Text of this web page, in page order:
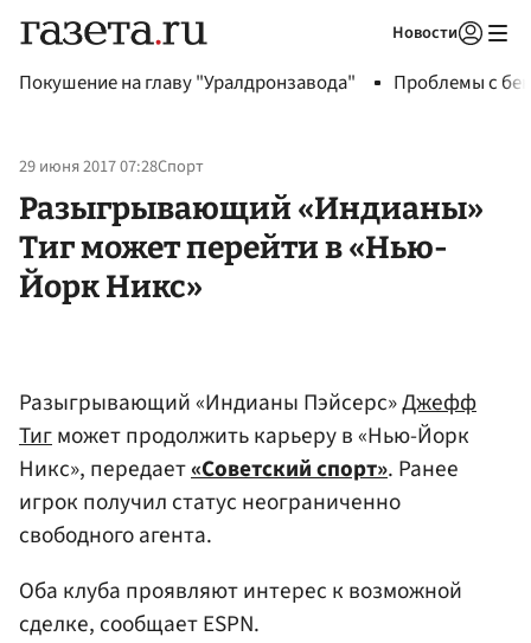
Новости
Покушение на главу "Уралдронзавода" Проблемы с
29 июня 2017 07:28Спорт
Разыгрывающий «Индианы»
Тиг может перейти в «Нью-
Йорк Никс»
Разыгрывающий «Индианы Пэйсерс»Джефф
Тигможет продолжить карьеру в «Нью-Йорк
Никс», передает«Советский спорт». Ранее
игрок получил статус неограниченно
свободного агента.
Оба клуба проявляют интерес к возможной
сделке, сообщает ESPN.